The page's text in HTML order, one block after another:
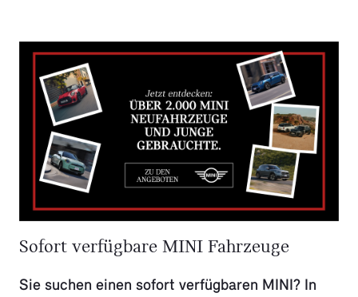
Sofort verfügbare MINI Fahrzeuge
Sie suchen einen sofort verfügbaren MINI? In